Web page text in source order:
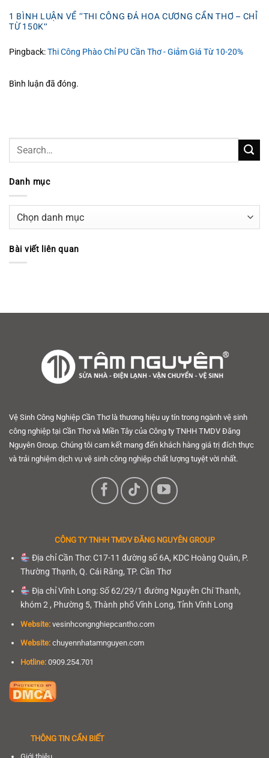
1 BÌNH LUẬN VỀ “THI CÔNG ĐÁ HOA CƯƠNG CẦN THƠ – CHỈ
TỪ 150K”
Pingback:Thi Công Phào Chỉ PU Cần Thơ - Giảm Giá Từ 10-20%
Bình luận đã đóng.
Danh mục
mục
Bài viết liên quan
Vệ Sinh Công Nghiệp Cần Thơ là thương hiệu uy tín trong ngành vệ sinh
công nghiệp tại Cần Thơ và Miền Tây của Công ty TNHH TMDV Đăng
Nguyên Group. Chúng tôi cam kết mang đến khách hàng giá trị đích thực
và trải nghiệm dịch vụ vệ sinh công nghiệp chất lượng tuyệt vời nhất.
CÔNG TY TNHH TMDV ĐĂNG NGUYÊN GROUP
Địa chỉ Cần Thơ: C17-11 đường số 6A, KDC Hoàng Quân, P.
Thường Thạnh, Q. Cái Răng, TP. Cần Thơ
Địa chỉ Vĩnh Long: Số 62/29/1 đường Nguyễn Chí Thanh,
khóm 2 , Phường 5, Thành phố Vĩnh Long, Tỉnh Vĩnh Long
Website: vesinhcongnghiepcantho.com
Website: chuyennhatamnguyen.com
Hotline: 0909.254.701
THÔNG TIN CẦN BIẾT